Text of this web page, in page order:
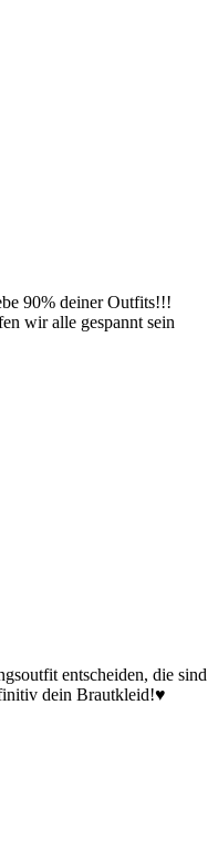
90% deiner Outfits!!!
wir alle gespannt sein
entscheiden, die sind
dein Brautkleid!♥